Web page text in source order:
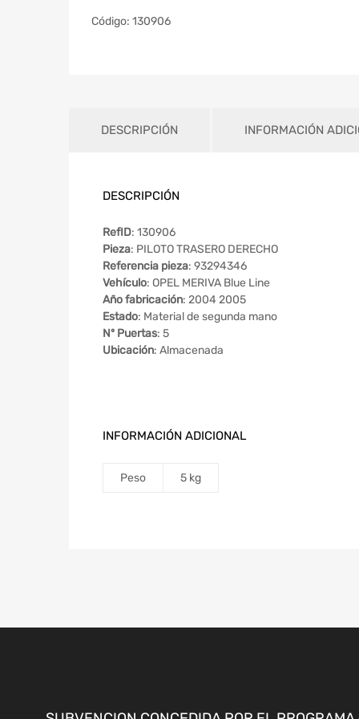
Código: 130906
DESCRIPCIÓN INFORMACIÓN
DESCRIPCIÓN
RefID: 130906
Pieza: PILOTO TRASERO DERECHO
Referencia pieza: 93294346
Vehículo: OPEL MERIVA Blue Line
Año fabricación: 2004 2005
Estado: Material de segunda mano
Nº Puertas: 5
Ubicación: Almacenada
INFORMACIÓN ADICIONAL
Peso 5 kg